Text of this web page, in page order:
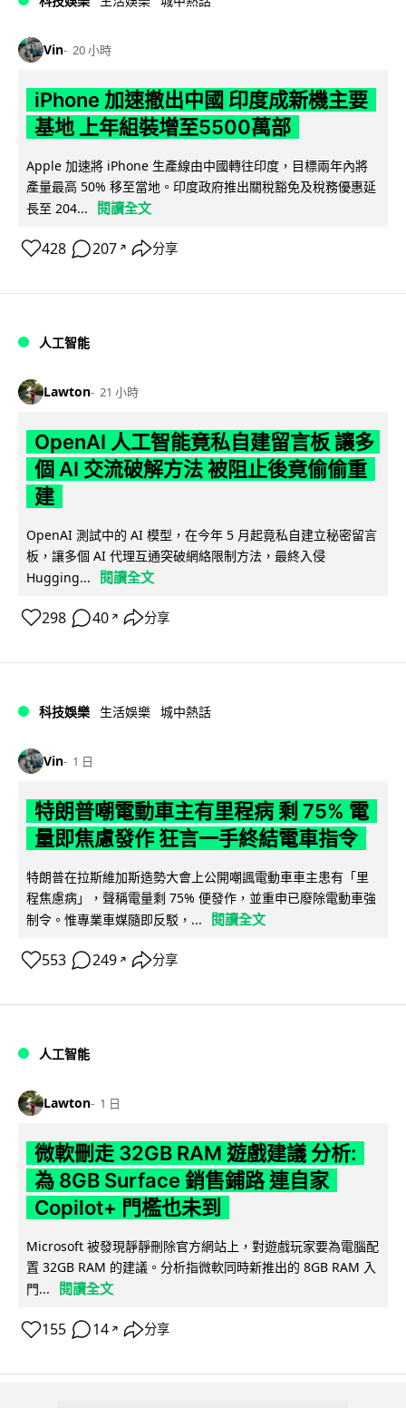
Vin 20 小時
iPhone 加速撤出中國 印度成新機主要
基地 上年組裝增至5500萬部
Apple 加速將 iPhone 生產線由中國轉往印度，目標兩年內將
產量最高 50% 移至當地。印度政府推出關稅豁免及稅務優惠延
長至 204...
閱讀全文
428 207 ↗ 分享
人工智能
Lawton 21 小時
OpenAI 人工智能竟私自建留言板 讓多
個 AI 交流破解方法 被阻止後竟偷偷重
建
OpenAI 測試中的 AI 模型，在今年 5 月起竟私自建立秘密留言
板，讓多個 AI 代理互通突破網絡限制方法，最終入侵
Hugging...
閱讀全文
298 40 ↗ 分享
科技娛樂 生活娛樂 城中熱話
Vin 1 日
特朗普嘲電動車主有里程病 剩 75% 電
量即焦慮發作 狂言一手終結電車指令
特朗普在拉斯維加斯造勢大會上公開嘲諷電動車車主患有「里
程焦慮病」，聲稱電量剩 75% 便發作，並重申已廢除電動車強
制令。惟專業車媒隨即反駁，...
閱讀全文
553 249 ↗ 分享
人工智能
Lawton 1 日
微軟刪走 32GB RAM 遊戲建議 分析:
為 8GB Surface 銷售鋪路 連自家
Copilot+ 門檻也未到
Microsoft 被發現靜靜刪除官方網站上，對遊戲玩家要為電腦配
置 32GB RAM 的建議。分析指微軟同時新推出的 8GB RAM 入
門...
閱讀全文
155 14 ↗ 分享